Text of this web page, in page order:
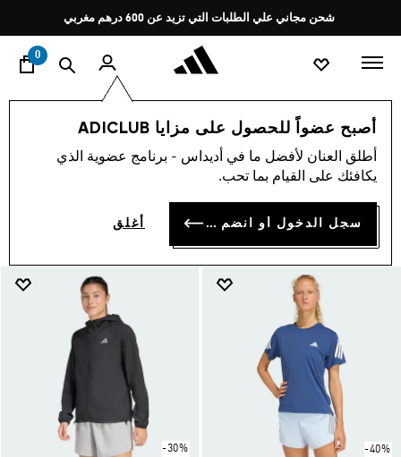
Pause
promotion
rotation
شحن مجاني علي الطلبات التي تزيد عن 600 درهم مغربي
0
أصبح عضواً للحصول على مزايا ADICLUB
أطلق العنان لأفضل ما في أديداس - برنامج عضوية الذي
يكافئك على القيام بما تحب.
سجل الدخول أو انضم الآن أغلق
تخفيضات نهاية الموسم اخر صيحات الموضة
الجري (297)
-40%
-30%